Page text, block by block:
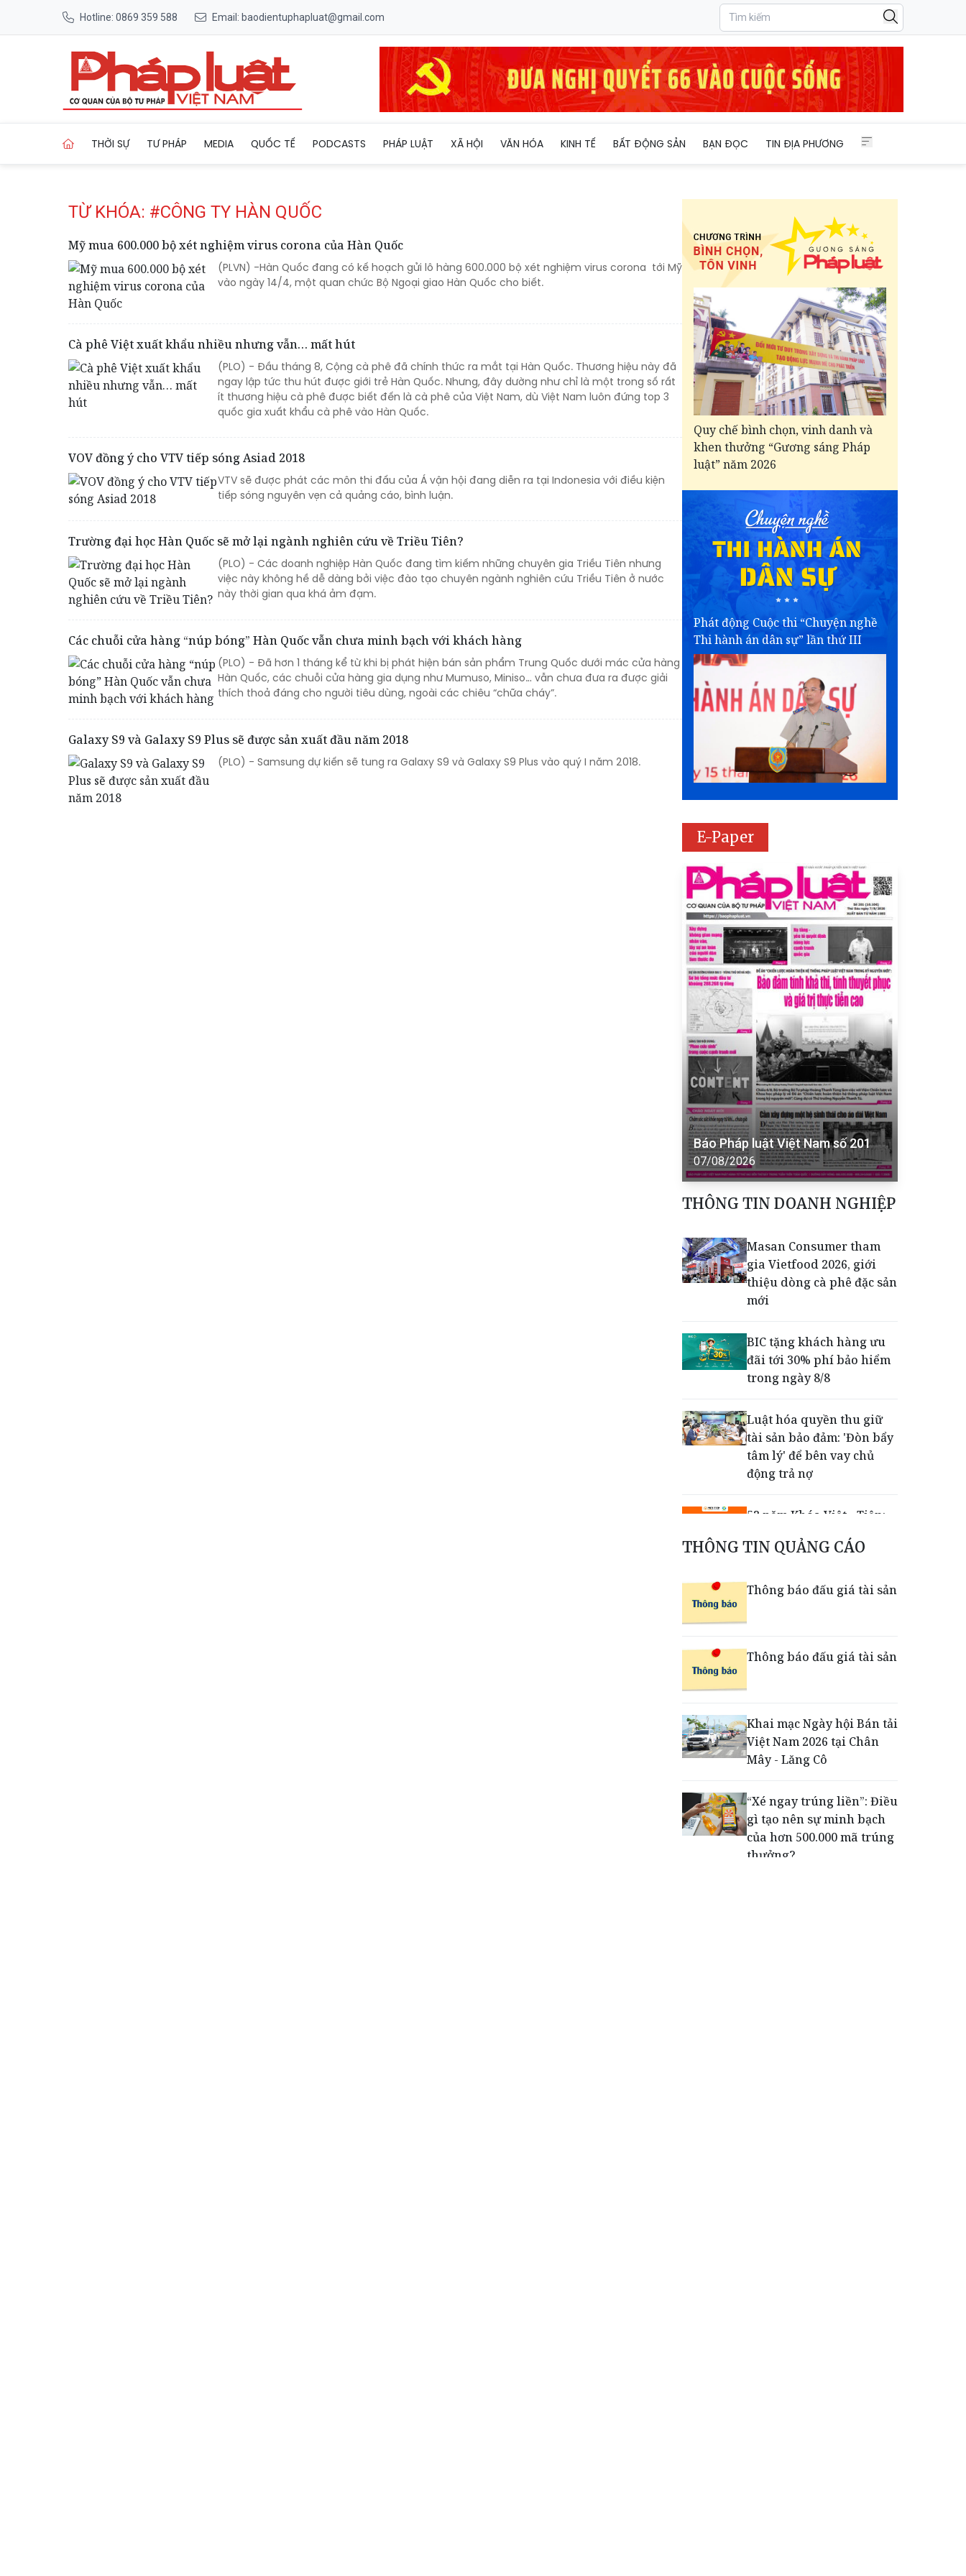
Hotline: 0869 359 588 Email: baodientuphapluat@gmail.com
THỜI SỰ TƯ PHÁP MEDIA QUỐC TẾ PODCASTS PHÁP LUẬT XÃ HỘI VĂN HÓA KINH TẾ BẤT ĐỘNG SẢN BẠN ĐỌC TIN ĐỊA PHƯƠNG
TỪ KHÓA: #CÔNG TY HÀN QUỐC
Mỹ mua 600.000 bộ xét nghiệm virus corona của Hàn Quốc
(PLVN) -Hàn Quốc đang có kế hoạch gửi lô hàng 600.000 bộ xét nghiệm virus corona tới Mỹ
vào ngày 14/4, một quan chức Bộ Ngoại giao Hàn Quốc cho biết.
Cà phê Việt xuất khẩu nhiều nhưng vẫn… mất hút
(PLO) - Đầu tháng 8, Cộng cà phê đã chính thức ra mắt tại Hàn Quốc. Thương hiệu này đã
ngay lập tức thu hút được giới trẻ Hàn Quốc. Nhưng, đây dường như chỉ là một trong số rất
ít thương hiệu cà phê được biết đến là cà phê của Việt Nam, dù Việt Nam luôn đứng top 3
quốc gia xuất khẩu cà phê vào Hàn Quốc.
VOV đồng ý cho VTV tiếp sóng Asiad 2018
VTV sẽ được phát các môn thi đấu của Á vận hội đang diễn ra tại Indonesia với điều kiện
tiếp sóng nguyên vẹn cả quảng cáo, bình luận.
Trường đại học Hàn Quốc sẽ mở lại ngành nghiên cứu về Triều Tiên?
(PLO) - Các doanh nghiệp Hàn Quốc đang tìm kiếm những chuyên gia Triều Tiên nhưng
việc này không hề dễ dàng bởi việc đào tạo chuyên ngành nghiên cứu Triều Tiên ở nước
này thời gian qua khá ảm đạm.
Các chuỗi cửa hàng “núp bóng” Hàn Quốc vẫn chưa minh bạch với khách hàng
(PLO) - Đã hơn 1 tháng kể từ khi bị phát hiện bán sản phẩm Trung Quốc dưới mác cửa hàng
Hàn Quốc, các chuỗi cửa hàng gia dụng như Mumuso, Miniso… vẫn chưa đưa ra được giải
thích thoả đáng cho người tiêu dùng, ngoài các chiêu “chữa cháy”.
Galaxy S9 và Galaxy S9 Plus sẽ được sản xuất đầu năm 2018
(PLO) - Samsung dự kiến sẽ tung ra Galaxy S9 và Galaxy S9 Plus vào quý I năm 2018.
Quy chế bình chọn, vinh danh và
khen thưởng “Gương sáng Pháp
luật” năm 2026
Phát động Cuộc thi “Chuyện nghề
Thi hành án dân sự” lần thứ III
E-Paper
Báo Pháp luật Việt Nam số 201
07/08/2026
THÔNG TIN DOANH NGHIỆP
Masan Consumer tham
gia Vietfood 2026, giới
thiệu dòng cà phê đặc sản
mới
BIC tặng khách hàng ưu
đãi tới 30% phí bảo hiểm
trong ngày 8/8
Luật hóa quyền thu giữ
tài sản bảo đảm: 'Đòn bẩy
tâm lý' để bên vay chủ
động trả nợ
52 năm Khóa Việt - Tiệp:
Việt bằng chất lượng, đổi
tại Hải Phòng
kiến tạo trải nghiệm giao
dịch an tâm trên không
gian số
THÔNG TIN QUẢNG CÁO
Thông báo đấu giá tài sản
Thông báo đấu giá tài sản
Khai mạc Ngày hội Bán tải
Việt Nam 2026 tại Chân
Mây - Lăng Cô
“Xé ngay trúng liền”: Điều
gì tạo nên sự minh bạch
của hơn 500.000 mã trúng
thưởng?